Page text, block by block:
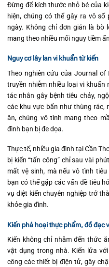
Đừng để kích thước nhỏ bé của
hiện, chúng có thể gây ra vô
ngày. Không chỉ đơn giản là bò
mang theo nhiều mối nguy tiềm
Nguy cơ lây lan vi khuẩn từ kiến
Theo nghiên cứu của Journal of
truyền nhiễm nhiều loại vi khuẩn
tác nhân gây bệnh tiêu chảy,
các khu vực bẩn như thùng rác,
ăn, chúng vô tình mang theo
đình bạn bị đe dọa.
Thực tế, nhiều gia đình tại Cần
bị kiến “tấn công” chỉ sau vài
mất vệ sinh, mà nếu vô tình
bạn có thể gặp các vấn đề tiêu
vụ diệt kiến chuyên nghiệp trở
khỏe gia đình.
Kiến phá hoại thực phẩm, đồ đạc
Kiến không chỉ nhắm đến thức
vật dụng trong nhà. Kiến lửa
công các thiết bị điện tử, gây